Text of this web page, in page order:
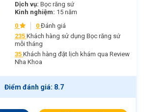
Dịch vụ: Bọc răng sứ
Kinh nghiệm: 15 năm
0
0 Đánh giá
235 Khách hàng sử dụng Bọc răng sứ
mỗi tháng
35 Khách hàng đặt lịch khám qua Review
Nha Khoa
Điểm đánh giá: 8.7